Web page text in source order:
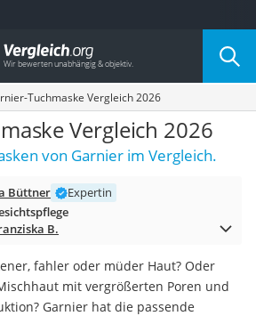
nach Kategorie
Tuchmaske Vergleich 2026
Vergleich 2026
von Garnier im Vergleich.
Büttner
Expertin
B.
fahler oder müder Haut? Oder
mit vergrößerten Poren und
Garnier hat die passende